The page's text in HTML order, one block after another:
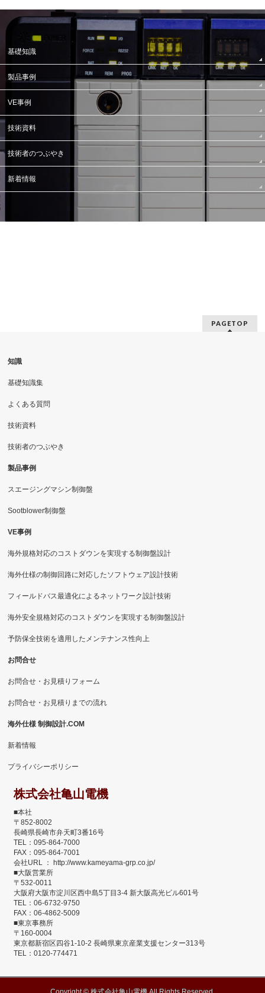
基礎知識
製品事例
VE事例
技術資料
技術者のつぶやき
新着情報
PAGETOP
知識
基礎知識集
よくある質問
技術資料
技術者のつぶやき
製品事例
スエージングマシン制御盤
Sootblower制御盤
VE事例
海外規格対応のコストダウンを実現する制御盤設計
海外仕様の制御回路に対応したソフトウェア設計技術
フィールドバス最適化によるネットワーク設計技術
海外安全規格対応のコストダウンを実現する制御盤設計
予防保全技術を適用したメンテナンス性向上
お問合せ
お問合せ・お見積りフォーム
お問合せ・お見積りまでの流れ
海外仕様 制御設計.COM
新着情報
プライバシーポリシー
株式会社亀山電機
■本社
〒852-8002
長崎県長崎市弁天町3番16号
TEL：095-864-7000
FAX：095-864-7001
会社URL ： http://www.kameyama-grp.co.jp/
■大阪営業所
〒532-0011
大阪府大阪市淀川区西中島5丁目3-4 新大阪高光ビル601号
TEL：06-6732-9750
FAX：06-4862-5009
■東京事務所
〒160-0004
東京都新宿区四谷1-10-2 長崎県東京産業支援センター313号
TEL：0120-774471